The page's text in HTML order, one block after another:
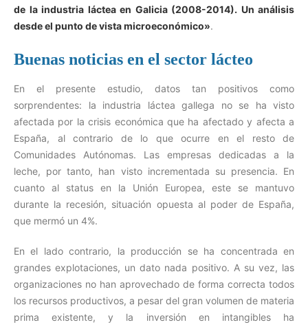
de la industria láctea en Galicia (2008-2014). Un análisis
desde el punto de vista microeconómico».
Buenas noticias en el sector lácteo
En el presente estudio, datos tan positivos como
sorprendentes: la industria láctea gallega no se ha visto
afectada por la crisis económica que ha afectado y afecta a
España, al contrario de lo que ocurre en el resto de
Comunidades Autónomas. Las empresas dedicadas a la
leche, por tanto, han visto incrementada su presencia. En
cuanto al status en la Unión Europea, este se mantuvo
durante la recesión, situación opuesta al poder de España,
que mermó un 4%.
En el lado contrario, la producción se ha concentrada en
grandes explotaciones, un dato nada positivo. A su vez, las
organizaciones no han aprovechado de forma correcta todos
los recursos productivos, a pesar del gran volumen de materia
prima existente, y la inversión en intangibles ha